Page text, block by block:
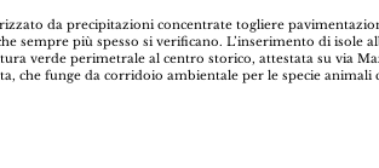
da precipitazioni concentrate togliere
sempre più spesso si verificano. L’inserimento di isole
verde perimetrale al centro storico, attestata su via
che funge da corridoio ambientale per le specie